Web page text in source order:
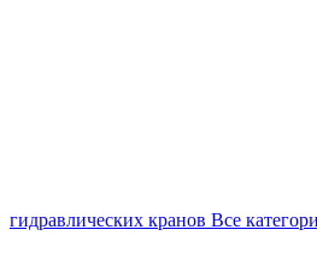
гидравлических кранов Все